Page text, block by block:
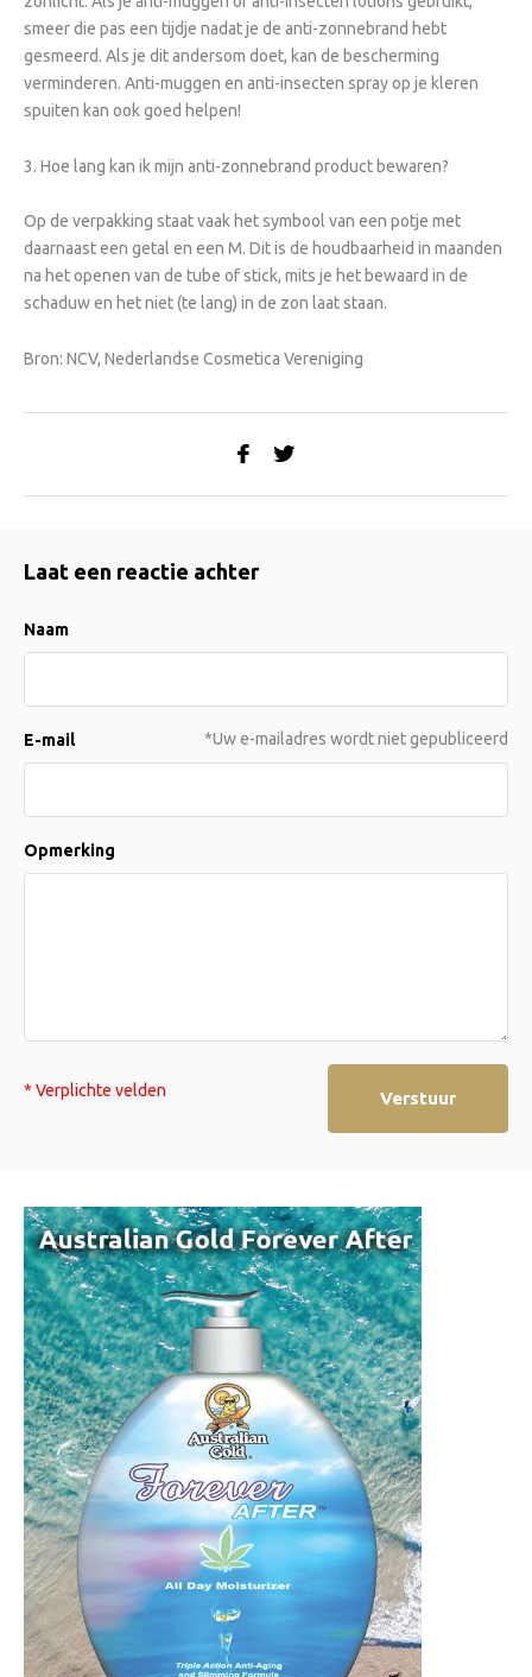
smeer die pas een tijdje nadat je de anti-zonnebrand hebt
gesmeerd. Als je dit andersom doet, kan de bescherming
verminderen. Anti-muggen en anti-insecten spray op je kleren
spuiten kan ook goed helpen!
3. Hoe lang kan ik mijn anti-zonnebrand product bewaren?
Op de verpakking staat vaak het symbool van een potje met
daarnaast een getal en een M. Dit is de houdbaarheid in maanden
na het openen van de tube of stick, mits je het bewaard in de
schaduw en het niet (te lang) in de zon laat staan.
Bron: NCV, Nederlandse Cosmetica Vereniging
Laat een reactie achter
Naam
E-mail *Uw e-mailadres wordt niet gepubliceerd
Opmerking
* Verplichte velden Verstuur